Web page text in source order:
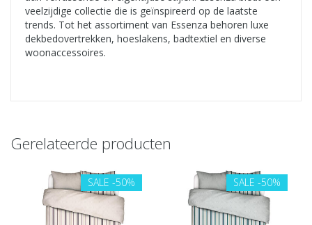
veelzijdige collectie die is geïnspireerd op de laatste
trends. Tot het assortiment van Essenza behoren luxe
dekbedovertrekken, hoeslakens, badtextiel en diverse
woonaccessoires.
Gerelateerde producten
SALE -50% SALE -50%